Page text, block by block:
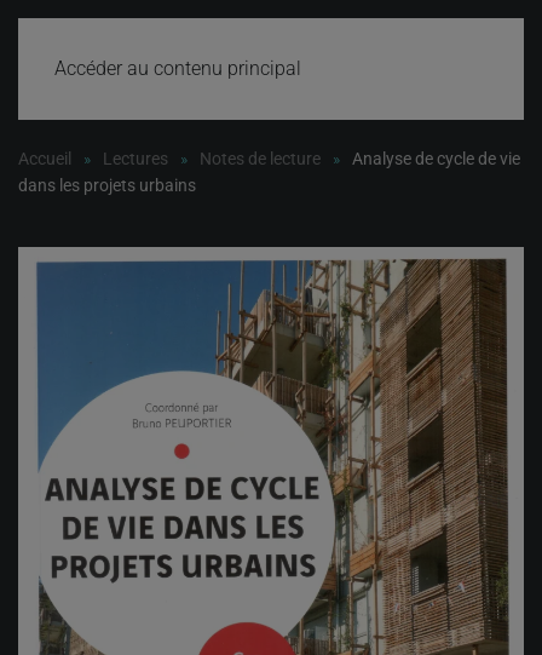
Accéder au contenu principal
Accueil Lectures Notes de lecture
Analyse de cycle de vie
dans les projets urbains